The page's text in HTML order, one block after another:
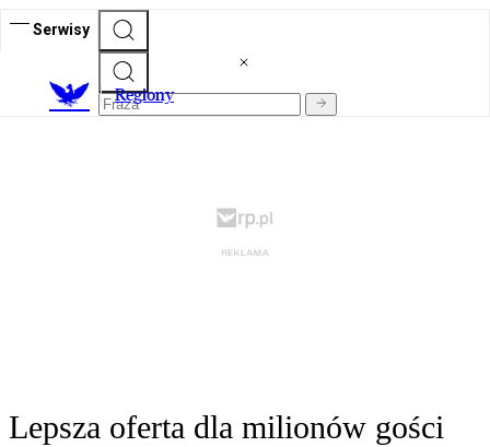
Serwisy
Regiony
Lepsza oferta dla milionów gości